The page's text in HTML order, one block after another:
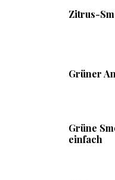
Zitrus-
Grüner
Grüne
einfach